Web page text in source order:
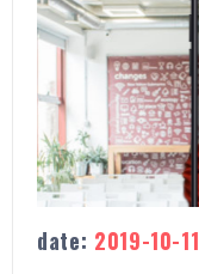
date: 2019-10-11